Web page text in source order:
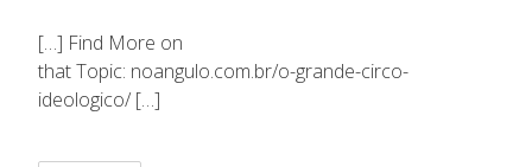
[…] Find More on
that Topic: noangulo.com.br/o-grande-circo-
ideologico/ […]